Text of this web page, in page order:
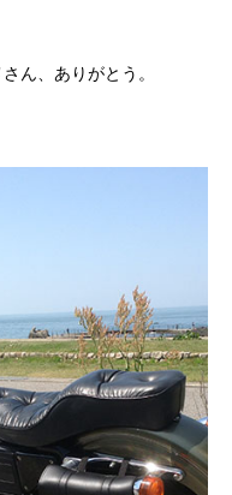
ん、ありがとう。